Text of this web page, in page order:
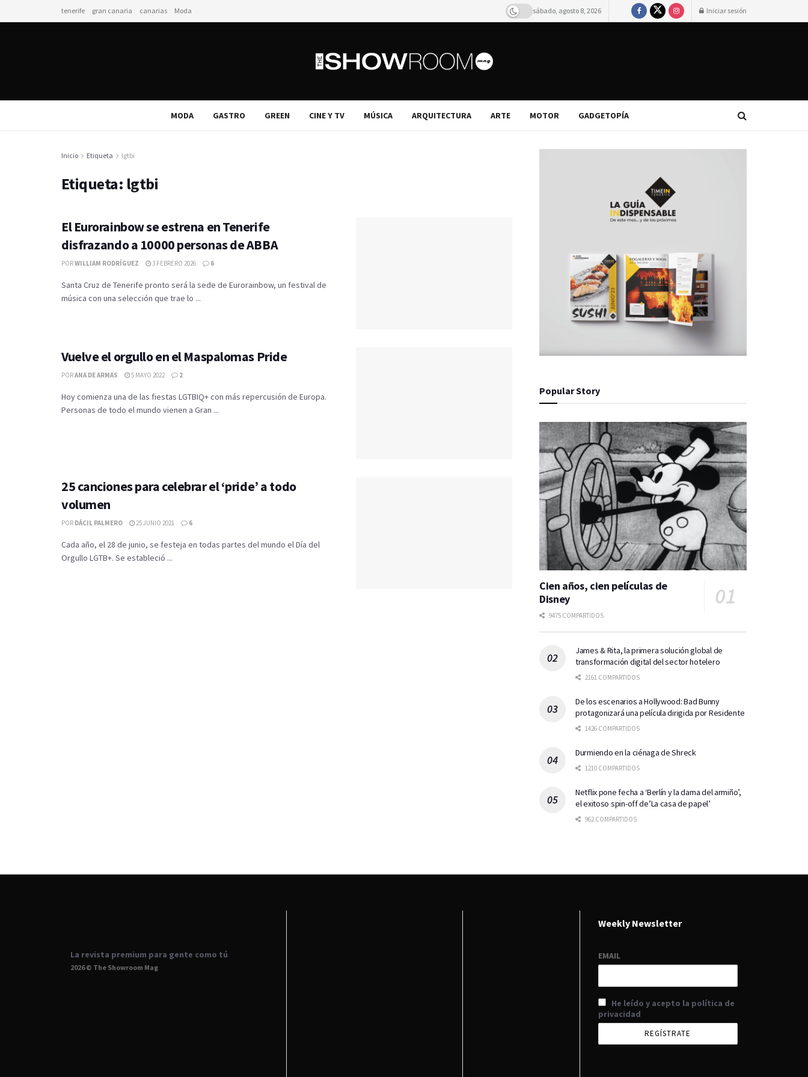
tenerife gran canaria canarias Moda sábado, agosto 8, 2026 Iniciar sesión
MODA GASTRO GREEN CINE Y TV MÚSICA ARQUITECTURA ARTE MOTOR GADGETOPÍA
Inicio Etiqueta lgtbi
Etiqueta: lgtbi
El Eurorainbow se estrena en Tenerife
disfrazando a 10000 personas de ABBA
PORWILLIAM RODRÍGUEZ 3 FEBRERO 2026 6
Santa Cruz de Tenerife pronto será la sede de Eurorainbow, un festival de
música con una selección que trae lo ...
Vuelve el orgullo en el Maspalomas Pride
PORANA DE ARMAS 5 MAYO 2022 2
Hoy comienza una de las fiestas LGTBIQ+ con más repercusión de Europa.
Personas de todo el mundo vienen a Gran ...
25 canciones para celebrar el ‘pride’ a todo
volumen
POR DÁCIL PALMERO 25 JUNIO 2021 6
Cada año, el 28 de junio, se festeja en todas partes del mundo el Día del
Orgullo LGTB+. Se estableció ...
Popular Story
Cien años, cien películas de
Disney
9475 COMPARTIDOS
James & Rita, la primera solución global de
transformación digital del sector hotelero
2161 COMPARTIDOS
De los escenarios a Hollywood: Bad Bunny
protagonizará una película dirigida por Residente
1426 COMPARTIDOS
Durmiendo en la ciénaga de Shreck
1210 COMPARTIDOS
Netflix pone fecha a ‘Berlín y la dama del armiño’,
el exitoso spin-off de’La casa de papel’
962 COMPARTIDOS
La revista premium para gente como tú
2026 © The Showroom Mag
Weekly Newsletter
EMAIL
He leído y acepto la política de
privacidad